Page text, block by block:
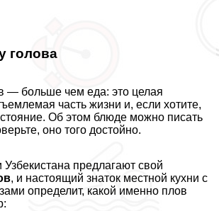
голова
— больше чем еда: это целая
часть жизни и, если хотите,
Об этом блюде можно писать
оно того достойно.
Узбекистана предлагают свой
, и настоящий знаток местной кухни с
определит, какой именно плов